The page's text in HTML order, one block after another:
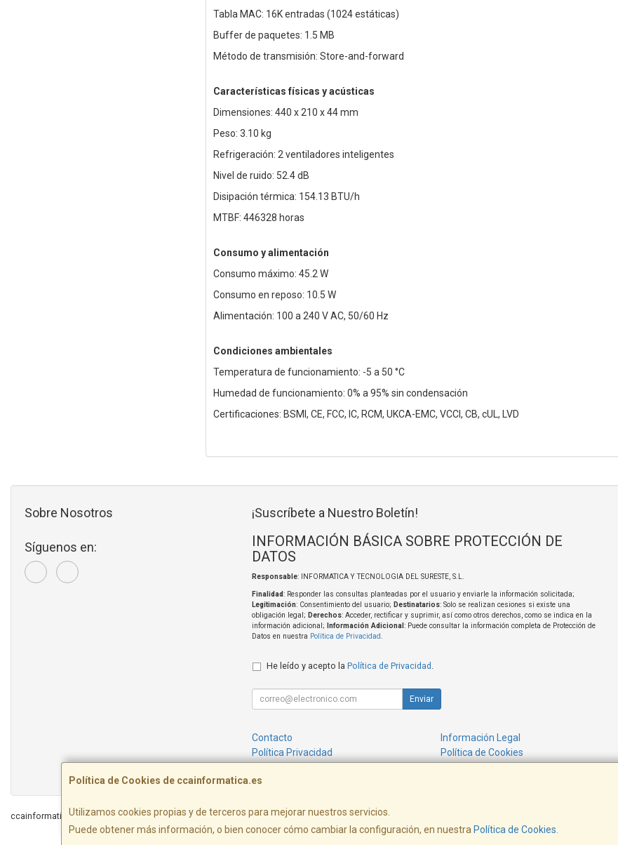
Tabla MAC: 16K entradas (1024 estáticas)
Buffer de paquetes: 1.5 MB
Método de transmisión: Store-and-forward
Características físicas y acústicas
Dimensiones: 440 x 210 x 44 mm
Peso: 3.10 kg
Refrigeración: 2 ventiladores inteligentes
Nivel de ruido: 52.4 dB
Disipación térmica: 154.13 BTU/h
MTBF: 446328 horas
Consumo y alimentación
Consumo máximo: 45.2 W
Consumo en reposo: 10.5 W
Alimentación: 100 a 240 V AC, 50/60 Hz
Condiciones ambientales
Temperatura de funcionamiento: -5 a 50 °C
Humedad de funcionamiento: 0% a 95% sin condensación
Certificaciones: BSMI, CE, FCC, IC, RCM, UKCA-EMC, VCCI, CB, cUL, LVD
Política de Cookies de ccainformatica.es
Utilizamos cookies propias y de terceros para mejorar nuestros servicios.
Puede obtener más información, o bien conocer cómo cambiar la configuración, en nuestra Política de Cookies
Sobre Nosotros
Síguenos en:
¡Suscríbete a Nuestro Boletín!
INFORMACIÓN BÁSICA SOBRE PROTECCIÓN DE
DATOS
Responsable: INFORMATICA Y TECNOLOGIA DEL SURESTE, S.L.
Finalidad: Responder las consultas planteadas por el usuario y enviarle la información solicitada;
Legitimación: Consentimiento del usuario; Destinatarios: Solo se realizan cesiones si existe una
obligación legal; Derechos: Acceder, rectificar y suprimir, así como otros derechos, como se indica en la
información adicional;
Información Adicional : Puede consultar la información completa de Protección de
Datos en nuestra Política de Privacidad.
He leído y acepto la Política de Privacidad .
Enviar
Contacto
Información Legal
Política Privacidad
Política de Cookies
ccainformatica.es © 2026
, , , , España. - C.I.F.: B73954331 - Tfno: